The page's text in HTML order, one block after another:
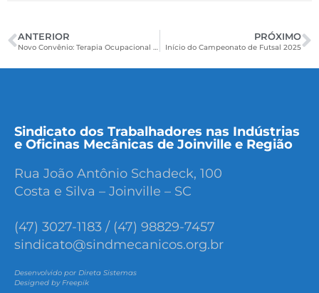
ANTERIOR
Novo Convênio: Terapia Ocupacional Infantil
PRÓXIMO
Início do Campeonato de Futsal 2025
Sindicato dos Trabalhadores nas Indústrias
e Oficinas Mecânicas de Joinville e Região
Rua João Antônio Schadeck, 100
Costa e Silva – Joinville – SC
(47) 3027-1183 / (47) 98829-7457
sindicato@sindmecanicos.org.br
Desenvolvido por Direta Sistemas
Designed by Freepik